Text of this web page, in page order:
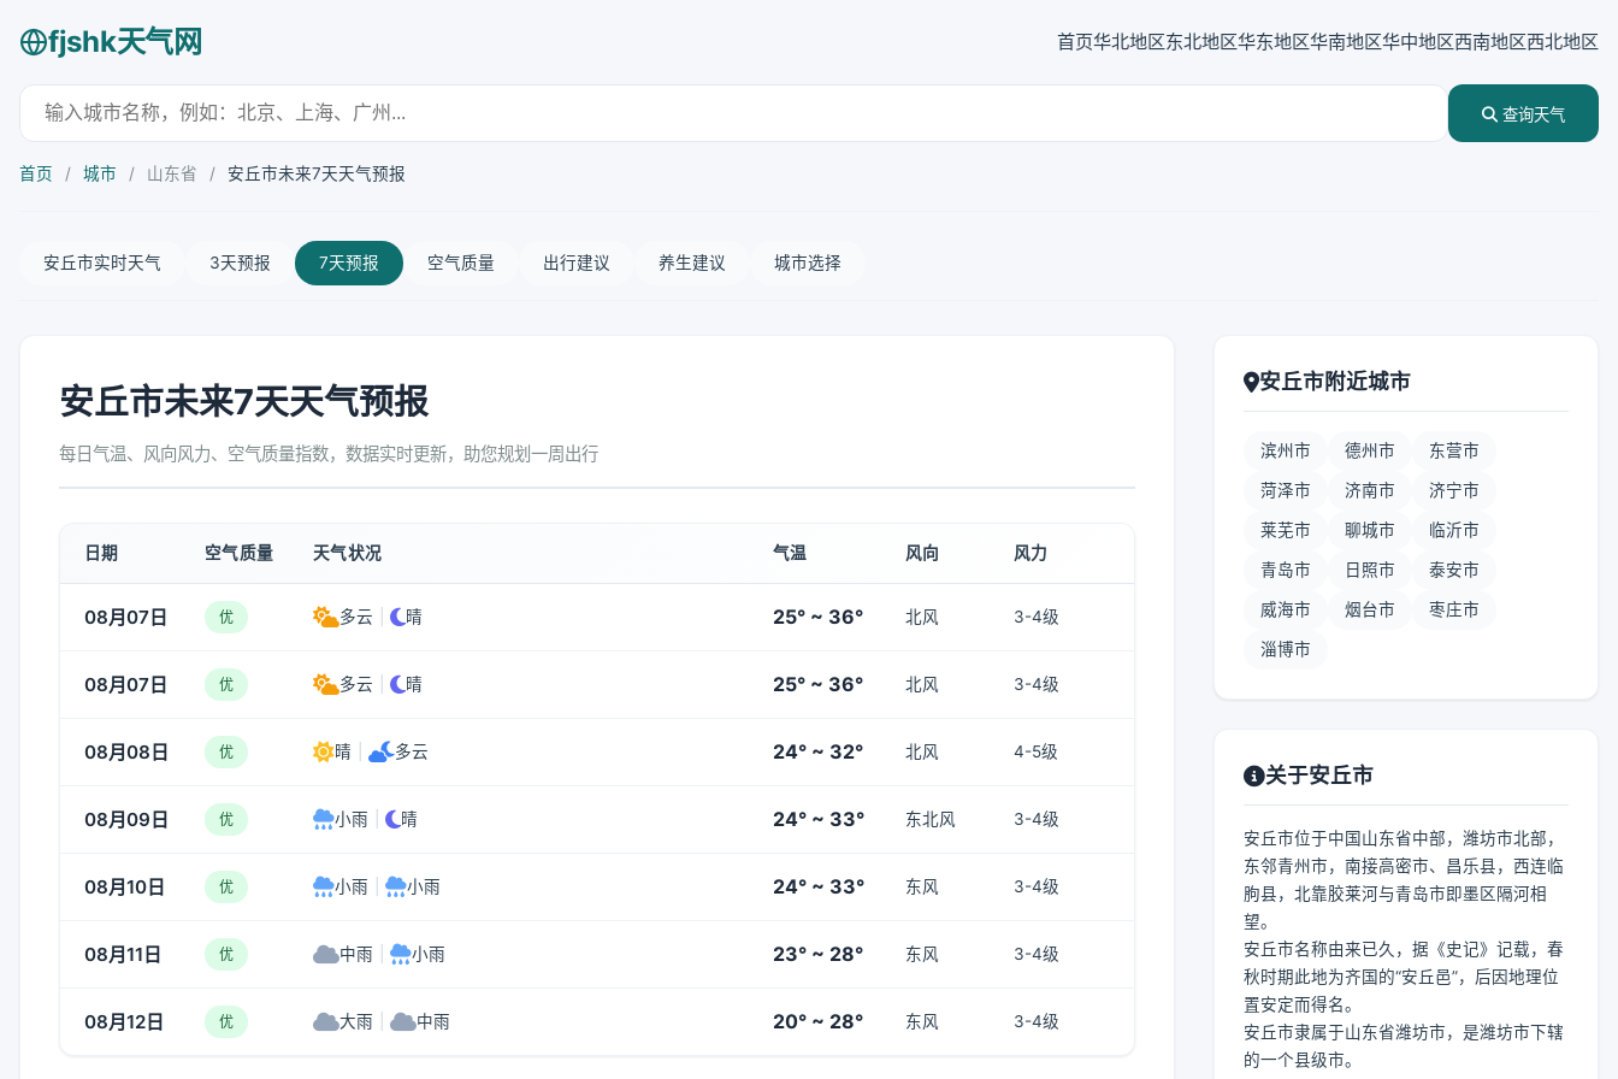
fjshk天气网 首页华北地区东北地区华东地区华南地区华中地区西南地区西北地区
查询天气
首页 / 城市 / 山东省 / 安丘市未来7天天气预报
安丘市实时天气 3天预报 7天预报 空气质量 出行建议 养生建议 城市选择
安丘市未来7天天气预报
每日气温、风向风力、空气质量指数，数据实时更新，助您规划一周出行
日期 空气质量 天气状况 气温 风向 风力
08月07日 优 多云 晴 25° ~ 36° 北风 3-4级
08月07日 优 多云 晴 25° ~ 36° 北风 3-4级
08月08日 优 晴 多云 24° ~ 32° 北风 4-5级
08月09日 优 小雨 晴 24° ~ 33° 东北风 3-4级
08月10日 优 小雨 小雨 24° ~ 33° 东风 3-4级
08月11日 优 中雨 小雨 23° ~ 28° 东风 3-4级
08月12日 优 大雨 中雨 20° ~ 28° 东风 3-4级
安丘市附近城市
滨州市 德州市 东营市
菏泽市 济南市 济宁市
莱芜市 聊城市 临沂市
青岛市 日照市 泰安市
威海市 烟台市 枣庄市
淄博市
关于安丘市
安丘市位于中国山东省中部，潍坊市北部，
东邻青州市，南接高密市、昌乐县，西连临
朐县，北靠胶莱河与青岛市即墨区隔河相
望。
安丘市名称由来已久，据《史记》记载，春
秋时期此地为齐国的“安丘邑”，后因地理位
置安定而得名。
安丘市隶属于山东省潍坊市，是潍坊市下辖
的一个县级市。